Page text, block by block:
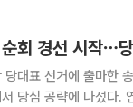
회 경선 시작⋯
당대표 선거에 출마한
합뉴스에 따르면 민주당은 이날 충남 공주 충남교통연수원